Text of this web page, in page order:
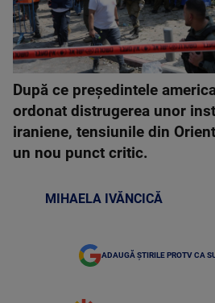
După ce preşedintele
ordonat distrugerea unor
iraniene, tensiunile din
un nou punct critic.
MIHAELA IVĂNCICĂ
ADAUGĂ ȘTIRILE PROTV CA